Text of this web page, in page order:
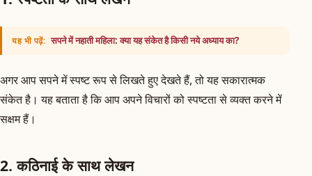
यह भी पढ़ें: सपने में नहाती महिला: क्या यह संकेत है किसी नये अध्याय का?
अगर आप सपने में स्पष्ट रूप से लिखते हुए देखते हैं, तो यह सकारात्मक
संकेत है। यह बताता है कि आप अपने विचारों को स्पष्टता से व्यक्त करने में
सक्षम हैं।
2. कठिनाई के साथ लेखन